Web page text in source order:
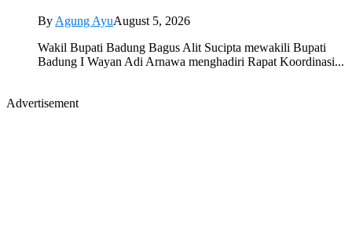
By Agung AyuAugust 5, 2026
Wakil Bupati Badung Bagus Alit Sucipta mewakili Bupati
Badung I Wayan Adi Arnawa menghadiri Rapat Koordinasi...
Advertisement